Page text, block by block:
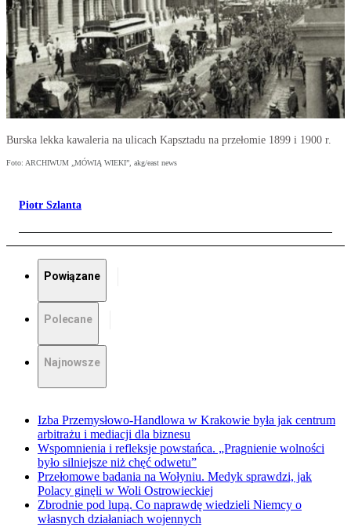
Burska lekka kawaleria na ulicach Kapsztadu na przełomie 1899 i 1900 r.
Foto: ARCHIWUM „MÓWIĄ WIEKI”, akg/east news
Piotr Szlanta
Powiązane
Polecane
Najnowsze
Izba Przemysłowo-Handlowa w Krakowie była jak centrum
arbitrażu i mediacji dla biznesu
Wspomnienia i refleksje powstańca. „Pragnienie wolności
było silniejsze niż chęć odwetu”
Przełomowe badania na Wołyniu. Medyk sprawdzi, jak
Polacy ginęli w Woli Ostrowieckiej
Zbrodnie pod lupą. Co naprawdę wiedzieli Niemcy o
własnych działaniach wojennych